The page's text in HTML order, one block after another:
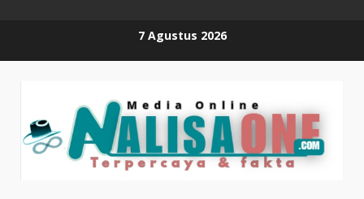
7 Agustus 2026